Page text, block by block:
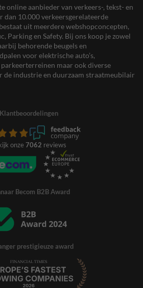
online aanbieder van verkeers-, tekst- en
dan 10.000 verkeersgerelateerde
uit meerdere webshopconcepten,
Parking en Safety. Bij ons koop je zowel
behorende beugels en
voor elektrische auto’s,
maar ook diverse
industrie en duurzaam straatmeubilair
Klantbeoordelingen
onze 7062 reviews
Becom B2B Award
prestigieuze award